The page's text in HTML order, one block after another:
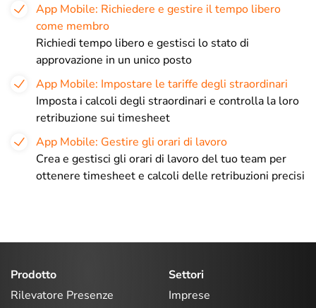
App Mobile: Richiedere e gestire il tempo libero
come membro
Richiedi tempo libero e gestisci lo stato di
approvazione in un unico posto
App Mobile: Impostare le tariffe degli straordinari
Imposta i calcoli degli straordinari e controlla la loro
retribuzione sui timesheet
App Mobile: Gestire gli orari di lavoro
Crea e gestisci gli orari di lavoro del tuo team per
ottenere timesheet e calcoli delle retribuzioni precisi
Prodotto
Rilevatore Presenze
Settori
Imprese